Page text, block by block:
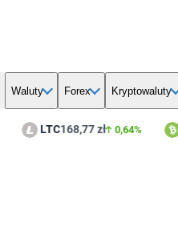
Waluty Forex Kryptowaluty
LTC 168,77 zł 0,64%